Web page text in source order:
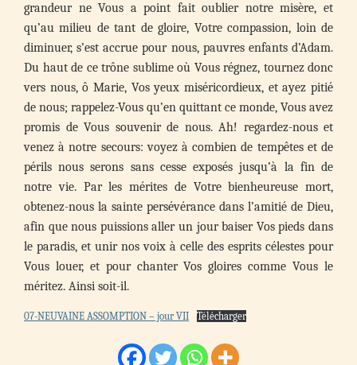
grandeur ne Vous a point fait oublier notre misère, et
qu’au milieu de tant de gloire, Votre compassion, loin de
diminuer, s’est accrue pour nous, pauvres enfants d’Adam.
Du haut de ce trône sublime où Vous régnez, tournez donc
vers nous, ô Marie, Vos yeux miséricordieux, et ayez pitié
de nous; rappelez-Vous qu’en quittant ce monde, Vous avez
promis de Vous souvenir de nous. Ah! regardez-nous et
venez à notre secours: voyez à combien de tempêtes et de
périls nous serons sans cesse exposés jusqu’à la fin de
notre vie. Par les mérites de Votre bienheureuse mort,
obtenez-nous la sainte persévérance dans l’amitié de Dieu,
afin que nous puissions aller un jour baiser Vos pieds dans
le paradis, et unir nos voix à celle des esprits célestes pour
Vous louer, et pour chanter Vos gloires comme Vous le
méritez. Ainsi soit-il.
07-NEUVAINE ASSOMPTION – jour VII Télécharger